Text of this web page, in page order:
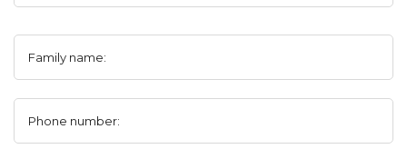
Family name:
Phone number: